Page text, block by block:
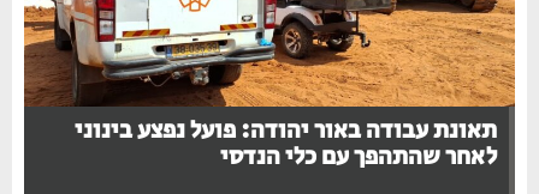
תאונת עבודה באור יהודה: פועל נפצע בינוני
לאחר שהתהפך עם כלי הנדסי